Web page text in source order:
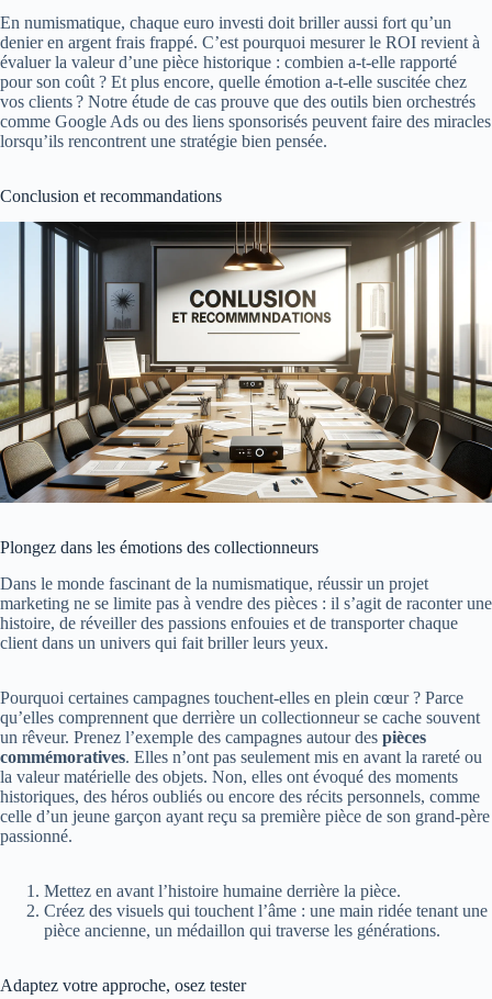
En numismatique, chaque euro investi doit briller aussi fort qu’un
denier en argent frais frappé. C’est pourquoi mesurer le ROI revient à
évaluer la valeur d’une pièce historique : combien a-t-elle rapporté
pour son coût ? Et plus encore, quelle émotion a-t-elle suscitée chez
vos clients ? Notre étude de cas prouve que des outils bien orchestrés
comme Google Ads ou des liens sponsorisés peuvent faire des miracles
lorsqu’ils rencontrent une stratégie bien pensée.
Conclusion et recommandations
Plongez dans les émotions des collectionneurs
Dans le monde fascinant de la numismatique, réussir un projet
marketing ne se limite pas à vendre des pièces : il s’agit de raconter une
histoire, de réveiller des passions enfouies et de transporter chaque
client dans un univers qui fait briller leurs yeux.
Pourquoi certaines campagnes touchent-elles en plein cœur ? Parce
qu’elles comprennent que derrière un collectionneur se cache souvent
un rêveur. Prenez l’exemple des campagnes autour des pièces
commémoratives. Elles n’ont pas seulement mis en avant la rareté ou
la valeur matérielle des objets. Non, elles ont évoqué des moments
historiques, des héros oubliés ou encore des récits personnels, comme
celle d’un jeune garçon ayant reçu sa première pièce de son grand-père
passionné.
Mettez en avant l’histoire humaine derrière la pièce.
Créez des visuels qui touchent l’âme : une main ridée tenant une
pièce ancienne, un médaillon qui traverse les générations.
Adaptez votre approche, osez tester